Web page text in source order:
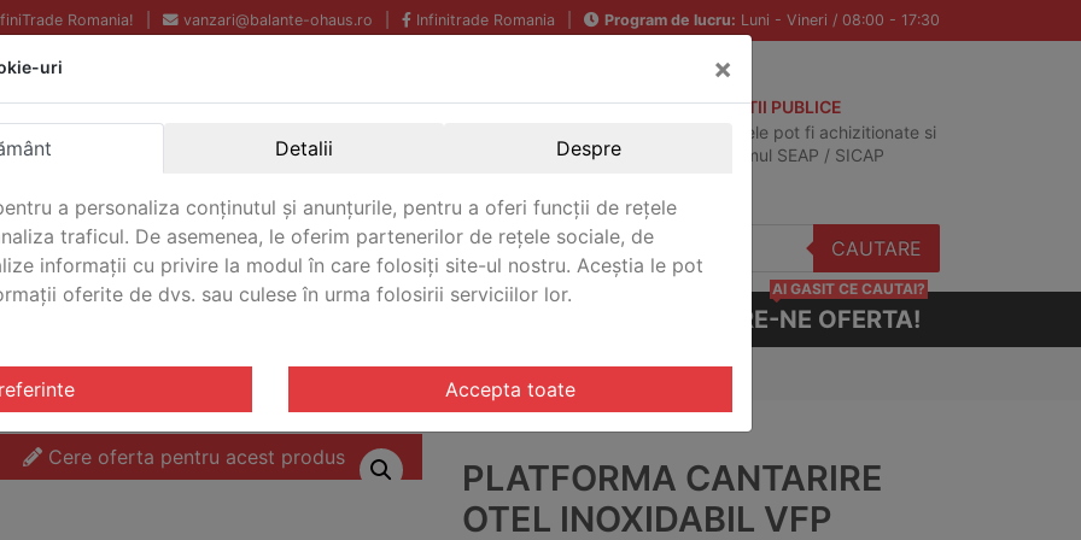
Romania! vanzari@balante-ohaus.ro Infinitrade Romania Program de lucru: Luni - Vineri / 08:00 - 17:30
Echipamente profesionale
pentru laborator.
Garantie Internationala.
ACHIZITII PUBLICE
Produsele pot fi achizitionate si
in sistemul SEAP / SICAP
CAUTARE
CERE-NE OFERTA!
AI GASIT CE CAUTAI?
VFS/ Platforma cantarire otel inoxidabil VFP Ohaus VFP-CS600
Cere oferta pentru acest produs
PLATFORMA CANTARIRE
OTEL INOXIDABIL VFP
uri ×
Detalii Despre
a personaliza conținutul și anunțurile, pentru a oferi funcții de rețele
traficul. De asemenea, le oferim partenerilor de rețele sociale, de
informații cu privire la modul în care folosiți site-ul nostru. Aceștia le pot
oferite de dvs. sau culese în urma folosirii serviciilor lor.
Accepta toate